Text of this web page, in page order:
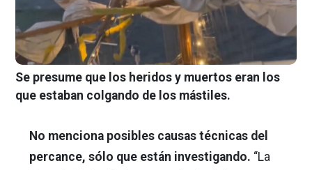
Se presume que los heridos y muertos eran los
que estaban colgando de los mástiles.
No menciona posibles causas técnicas del
percance, sólo que están investigando. “La